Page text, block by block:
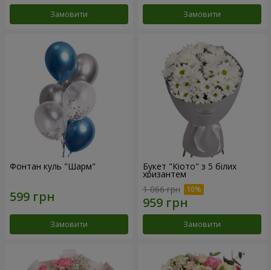
Замовити Замовити
Фонтан куль "Шарм"
Замовити
Букет "Кіото" з 5 білих
хризантем
1 066 грн
Замовити